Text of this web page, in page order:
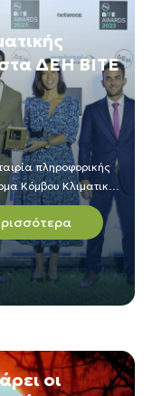
ΔΕΗ BITE
πληροφορικής
Κόμβου Κλιματικής
Πράσινη μετάβαση»
οι